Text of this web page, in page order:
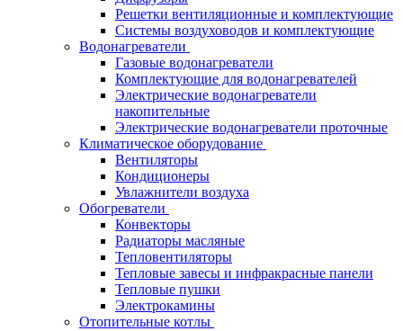
Решетки вентиляционные и комплектующие
Системы воздуховодов и комплектующие
Водонагреватели
Газовые водонагреватели
Комплектующие для водонагревателей
Электрические водонагреватели
накопительные
Электрические водонагреватели проточные
Климатическое оборудование
Вентиляторы
Кондиционеры
Увлажнители воздуха
Обогреватели
Конвекторы
Радиаторы масляные
Тепловентиляторы
Тепловые завесы и инфракрасные панели
Тепловые пушки
Электрокамины
Отопительные котлы